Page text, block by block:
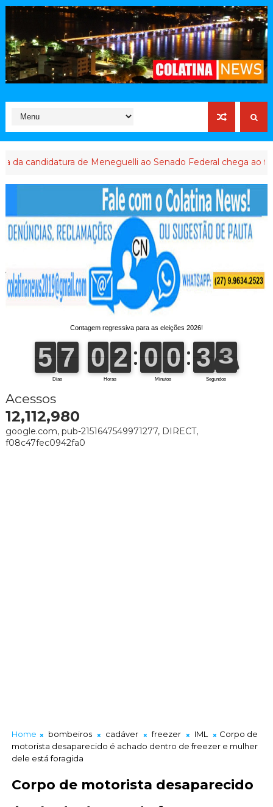
de Meneguelli ao Senado Federal chega ao final
Acessos
12,112,980
google.com, pub-2151647549971277, DIRECT,
f08c47fec0942fa0
Home bombeiros cadáver freezer IML
Corpo de
motorista desaparecido é achado dentro de freezer e mulher
dele está foragida
Corpo de motorista desaparecido